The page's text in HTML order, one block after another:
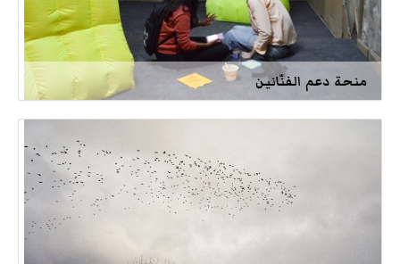
منحة دعم الفنّانين